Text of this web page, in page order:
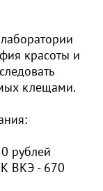
красоты и
клещами.
рублей
ВКЭ - 670